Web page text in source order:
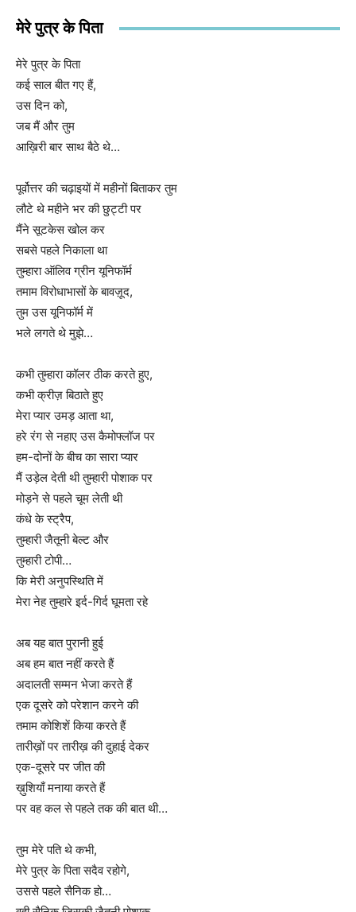
मेरे पुत्र के पिता
मेरे पुत्र के पिता
कई साल बीत गए हैं,
उस दिन को,
जब मैं और तुम
आख़िरी बार साथ बैठे थे…
पूर्वोत्तर की चढ़ाइयों में महीनों बिताकर तुम
लौटे थे महीने भर की छुट्टी पर
मैंने सूटकेस खोल कर
सबसे पहले निकाला था
तुम्हारा ऑलिव ग्रीन यूनिफॉर्म
तमाम विरोधाभासों के बावज़ूद,
तुम उस यूनिफॉर्म में
भले लगते थे मुझे…
कभी तुम्हारा कॉलर ठीक करते हुए,
कभी क्रीज़ बिठाते हुए
मेरा प्यार उमड़ आता था,
हरे रंग से नहाए उस कैमोफ्लॉज पर
हम-दोनों के बीच का सारा प्यार
मैं उड़ेल देती थी तुम्हारी पोशाक पर
मोड़ने से पहले चूम लेती थी
कंधे के स्ट्रैप,
तुम्हारी जैतूनी बेल्ट और
तुम्हारी टोपी…
कि मेरी अनुपस्थिति में
मेरा नेह तुम्हारे इर्द-गिर्द घूमता रहे
अब यह बात पुरानी हुई
अब हम बात नहीं करते हैं
अदालती सम्मन भेजा करते हैं
एक दूसरे को परेशान करने की
तमाम कोशिशें किया करते हैं
तारीख़ों पर तारीख़ की दुहाई देकर
एक-दूसरे पर जीत की
ख़ुशियाँ मनाया करते हैं
पर वह कल से पहले तक की बात थी…
तुम मेरे पति थे कभी,
मेरे पुत्र के पिता सदैव रहोगे,
उससे पहले सैनिक हो…